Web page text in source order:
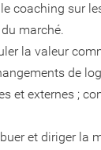
coaching sur
marché.
la valeur
de
et externes ;
et diriger la